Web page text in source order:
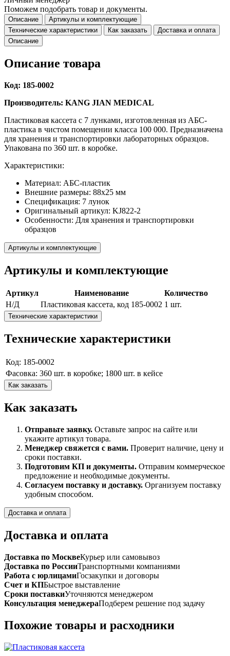
Поможем подобрать товар и документы.
Описание
Артикулы и комплектующие
Технические характеристики
Как заказать
Доставка и оплата
Описание
Описание товара
Код: 185-0002
Производитель: KANG JIAN MEDICAL
Пластиковая кассета с 7 лунками, изготовленная из АБС-
пластика в чистом помещении класса 100 000. Предназначена
для хранения и транспортировки лабораторных образцов.
Упакована по 360 шт. в коробке.
Характеристики:
Материал: АБС-пластик
Внешние размеры: 88x25 мм
Спецификация: 7 лунок
Оригинальный артикул: KJ822-2
Особенности: Для хранения и транспортировки
образцов
Артикулы и комплектующие
Артикулы и комплектующие
Артикул Наименование
Количество
Н/Д
Пластиковая кассета, код 185-0002 1 шт.
Технические характеристики
Технические характеристики
Код: 185-0002
Фасовка: 360 шт. в коробке; 1800 шт. в кейсе
Как заказать
Как заказать
Отправьте заявку. Оставьте запрос на сайте или
укажите артикул товара.
Менеджер свяжется с вами. Проверит наличие, цену и
сроки поставки.
Подготовим КП и документы. Отправим коммерческое
предложение и необходимые документы.
Согласуем поставку и доставку. Организуем поставку
удобным способом.
Доставка и оплата
Доставка и оплата
Доставка по МосквеКурьер или самовывоз
Доставка по РоссииТранспортными компаниями
Работа с юрлицамиГосзакупки и договоры
Счет и КПБыстрое выставление
Сроки поставкиУточняются менеджером
Консультация менеджераПодберем решение под задачу
Похожие товары и расходники